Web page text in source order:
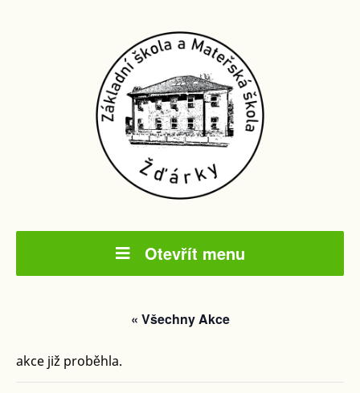
Otevřít menu
« Všechny Akce
akce již proběhla.